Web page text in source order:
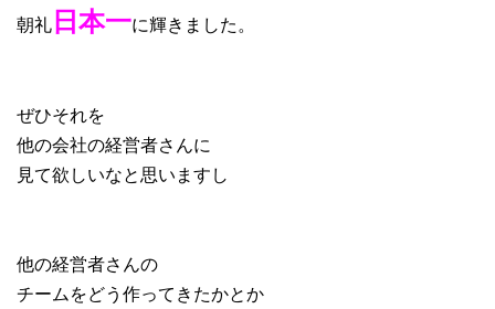
朝礼日本一に輝きました。
ぜひそれを
他の会社の経営者さんに
見て欲しいなと思いますし
他の経営者さんの
チームをどう作ってきたかとか